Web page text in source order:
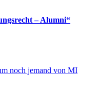
– Alumni“
noch jemand von MI